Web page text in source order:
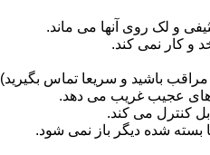
و لک روی آنها می ماند.
و کار نمی کند.
باشید و سریعا تماس بگیرید)
عجیب غریب می دهد.
کنترل می کند.
شده دیگر باز نمی شود.